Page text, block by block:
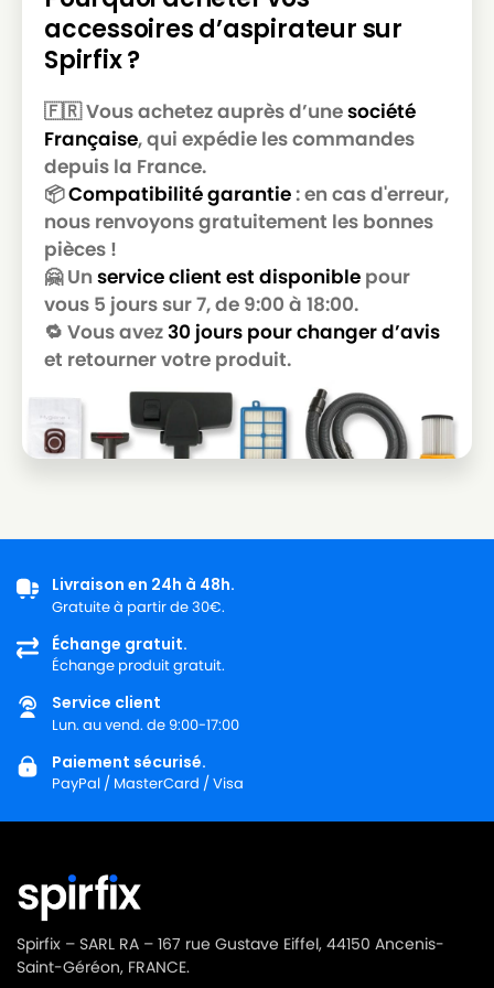
ICA
ICA GP 1/16 ECO B
ICA
ICA ISSA 101
ICA
ICA ISSA 103
ICA
ICA ISSA SUPER PREMIER
ICA
ICA
ICA JUNIOR 103
ICA
ICA JUNIOR SUPER PREMIER
ICA
ICA KOALA 202 +
ICA
ICA KTRI02639
ICA
ICA NEVADA 103 RAD
ICA
ICA PANDA 202
ICA
ICA PANDA 203 SM
ICA
ICA PVVR00295
ICA
ICA RN 101
ICA SA 147
ICA
ICA SA140.
ICA
ICA
ICA WDS 1
accessoires d’aspirateur sur
Spirfix ?
🇫🇷 Vous achetez auprès d’unesociété
Française, qui expédie les commandes
depuis la France.
📦Compatibilité garantie: en cas d'erreur,
nous renvoyons gratuitement les bonnes
pièces !
🤗 Un service client est disponible pour
vous 5 jours sur 7, de 9:00 à 18:00.
🔁 Vous avez30 jours pour changer d’avis
et retourner votre produit.
Livraison en 24h à 48h.
Gratuite à partir de 30€.
Échange gratuit.
Échange produit gratuit.
Service client
Lun. au vend. de 9:00-17:00
Paiement sécurisé.
PayPal / MasterCard / Visa
Spirfix – SARL RA – 167 rue Gustave Eiffel, 44150 Ancenis-
Saint-Géréon, FRANCE.